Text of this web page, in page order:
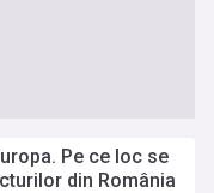
Pe ce loc se
din România